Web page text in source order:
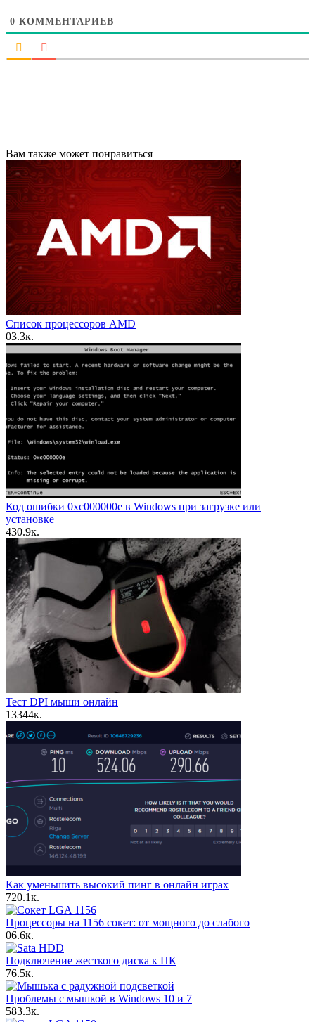
0 КОММЕНТАРИЕВ
Вам также может понравиться
Список процессоров AMD
03.3к.
Код ошибки 0xc000000e в Windows при загрузке или
установке
430.9к.
Тест DPI мыши онлайн
13344к.
Как уменьшить высокий пинг в онлайн играх
720.1к.
Процессоры на 1156 сокет: от мощного до слабого
06.6к.
Подключение жесткого диска к ПК
76.5к.
Проблемы с мышкой в Windows 10 и 7
583.3к.